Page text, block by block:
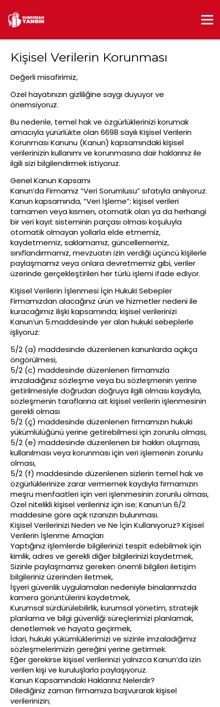
Kişisel Verilerin Korunması
Değerli misafirimiz,
Özel hayatınızın gizliliğine saygı duyuyor ve
önemsiyoruz.
Bu nedenle, temel hak ve özgürlüklerinizi korumak
amacıyla yürürlükte olan 6698 sayılı Kişisel Verilerin
Korunması Kanunu (Kanun) kapsamındaki kişisel
verilerinizin kullanımı ve korunmasına dair haklarınız ile
ilgili sizi bilgilendirmek istiyoruz.
Genel Kanun Kapsamı
Kanun’da Firmamız “Veri Sorumlusu” sıfatıyla anılıyoruz.
Kanun kapsamında, “Veri İşleme”; kişisel verileri
tamamen veya kısmen, otomatik olan ya da herhangi
bir veri kayıt sisteminin parçası olması koşuluyla
otomatik olmayan yollarla elde etmemiz,
kaydetmemiz, saklamamız, güncellememiz,
sınıflandırmamız, mevzuatın izin verdiği üçüncü kişilerle
paylaşmamız veya onlara devretmemiz gibi, veriler
üzerinde gerçekleştirilen her türlü işlemi ifade ediyor.
Kişisel Verilerin İşlenmesi İçin Hukuki Sebepler
Firmamızdan alacağınız ürün ve hizmetler nedeni ile
kuracağımız ilişki kapsamında; kişisel verilerinizi
Kanun’un 5.maddesinde yer alan hukuki sebeplerle
işliyoruz:
5/2 (a) maddesinde düzenlenen kanunlarda açıkça
öngörülmesi,
5/2 (c) maddesinde düzenlenen firmamızla
imzaladığınız sözleşme veya bu sözleşmenin yerine
getirilmesiyle doğrudan doğruya ilgili olması kaydıyla,
sözleşmenin taraflarına ait kişisel verilerin işlenmesinin
gerekli olması
5/2 (ç) maddesinde düzenlenen firmamızın hukuki
yükümlülüğünü yerine getirebilmesi için zorunlu olması,
5/2 (e) maddesinde düzenlenen bir hakkın oluşması,
kullanılması veya korunması için veri işlemenin zorunlu
olması,
5/2 (f) maddesinde düzenlenen sizlerin temel hak ve
özgürlüklerinize zarar vermemek kaydıyla firmamızın
meşru menfaatleri için veri işlenmesinin zorunlu olması,
Özel nitelikli kişisel verileriniz için ise; Kanun’un 6/2
maddesine göre açık rızanızın bulunması.
Kişisel Verilerinizi Neden ve Ne İçin Kullanıyoruz? Kişisel
Verilerin İşlenme Amaçları
Yaptığınız işlemlerde bilgilerinizi tespit edebilmek için
kimlik, adres ve gerekli diğer bilgilerinizi kaydetmek,
Sizinle paylaşmamız gereken önemli bilgileri iletişim
bilgileriniz üzerinden iletmek,
İşyeri güvenlik uygulamaları nedeniyle binalarımızda
kamera görüntülerini kaydetmek,
Kurumsal sürdürülebilirlik, kurumsal yönetim, stratejik
planlama ve bilgi güvenliği süreçlerimizi planlamak,
denetlemek ve hayata geçirmek,
İdari, hukuki yükümlüklerimizi ve sizinle imzaladığımız
sözleşmelerimizin gereğini yerine getirmek.
Eğer gerekirse kişisel verilerinizi yalnızca Kanun’da izin
verilen kişi ve kuruluşlarla paylaşıyoruz.
Kanun Kapsamındaki Haklarınız Nelerdir?
Dilediğiniz zaman firmamıza başvurarak kişisel
verilerinizin;